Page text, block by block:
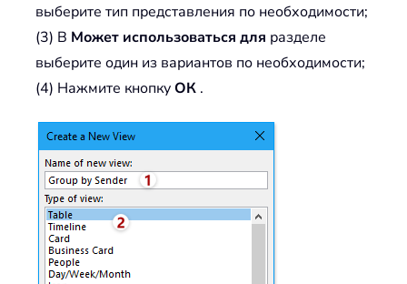
выберите тип представления по необходимости;
(3) В Может использоваться для разделе
выберите один из вариантов по необходимости;
(4) Нажмите кнопкуОК .